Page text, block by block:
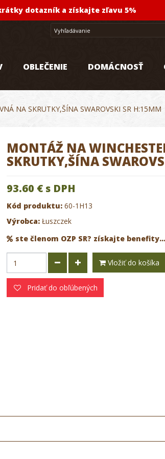
dotazník a získajte zľavu 5%
OBLEČENIE DOMÁCNOSŤ
NA SKRUTKY,ŠÍNA SWAROVSKI SR H:15MM
MONTÁŽ NA
SKRUTKY,ŠÍNA
93.60 €s DPH
Kód produktu: 60-1H13
Výrobca: Łuszczek
ste členom OZP SR? získajte benefity...
Vložiť do košíka
Pridať do obľúbených